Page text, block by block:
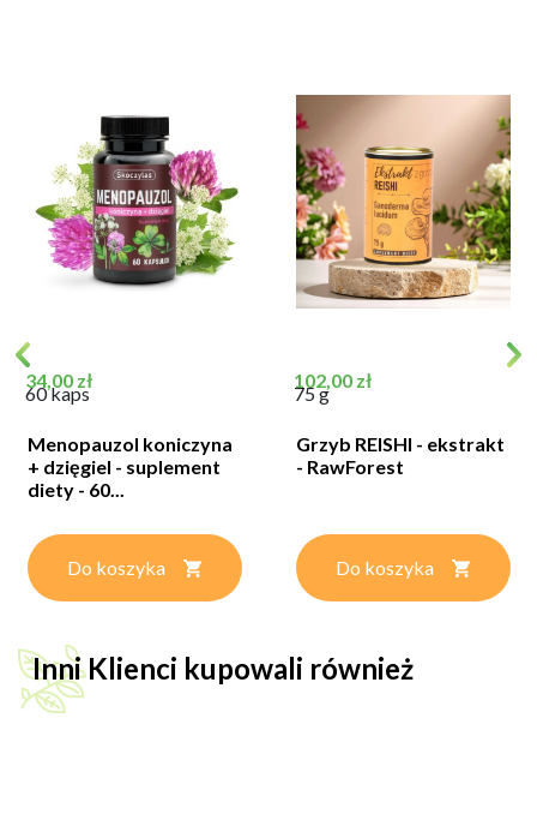
Cena
34,00 zł
60 kaps
Menopauzol koniczyna
+ dzięgiel - suplement
diety - 60...
Do koszyka
Cena
102,00 zł
75 g
Grzyb REISHI - ekstrakt
- RawForest
Do koszyka
Inni Klienci kupowali również